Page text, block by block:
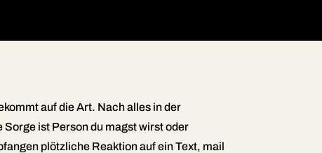
auf die Art. Nach alles in der
ist Person du magst wirst oder
plötzliche Reaktion auf ein Text, mail